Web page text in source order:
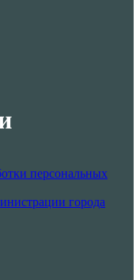
персональных
города